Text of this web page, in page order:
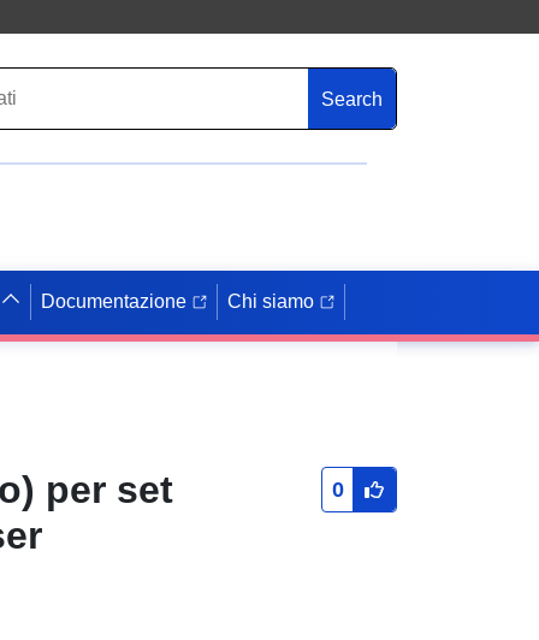
Search
Documentazione Chi siamo
per set
0